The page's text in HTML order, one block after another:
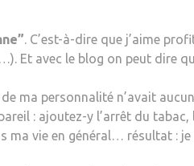
. C’est-à-dire que j’aime
Et avec le blog on peut dire
ma personnalité n’avait
: ajoutez-y l’arrêt du
ma vie en général… résultat :